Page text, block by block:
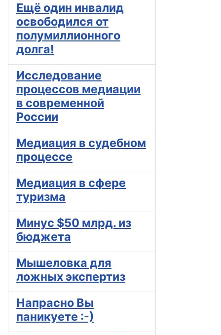
Ещё один инвалид
освободился от
полумиллионного
долга!
Исследование
процессов медиации
в современной
России
Медиация в судебном
процессе
Медиация в сфере
туризма
Минус $50 млрд. из
бюджета
Мышеловка для
ложных экспертиз
Напрасно Вы
паникуете :-)